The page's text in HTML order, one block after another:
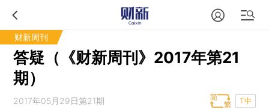
财新周刊
答疑（《财新周刊》2017年第21
期）
2017年05月29日第21期 T中